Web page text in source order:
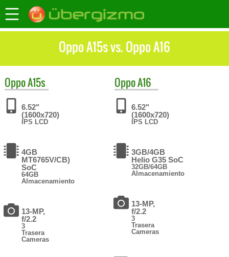
Oppo A15s vs. Oppo A16
OppoA15s
6.52"
(1600x720)
IPS LCD
4GB
MT6765V/CB)
SoC
64GB
Almacenamiento
13-MP,
f/2.2
3
Trasera
Cameras
OppoA16
6.52"
(1600x720)
IPS LCD
3GB/4GB
Helio G35 SoC
32GB/64GB
Almacenamiento
13-MP,
f/2.2
3
Trasera
Cameras